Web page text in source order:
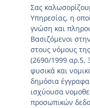
Σας
Υπηρεσίας, η
γνώση και
Βασιζόμενοι
στους νόμους
(2690/1999 αρ.5,
φυσικά και
δημόσια
ισχύουσα
προσωπικών